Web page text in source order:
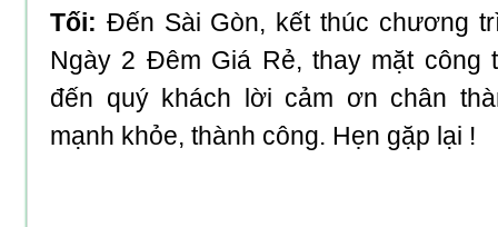
Tối: Đến Sài Gòn, kết thúc chương
Ngày 2 Đêm Giá Rẻ, thay mặt công
đến quý khách lời cảm ơn chân
mạnh khỏe, thành công. Hẹn gặp lại !